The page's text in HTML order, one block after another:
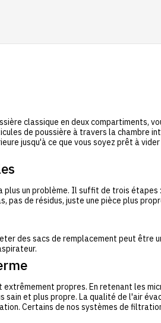
classique en deux compartiments,
de poussière à travers la chambre
jusqu'à ce que vous soyez prêt à
plus un problème. Il suffit de trois
pas de résidus, juste une pièce plus
des sacs de remplacement peut être
propres. En retenant les
sain et plus propre. La qualité de l'air
Certains de nos systèmes de